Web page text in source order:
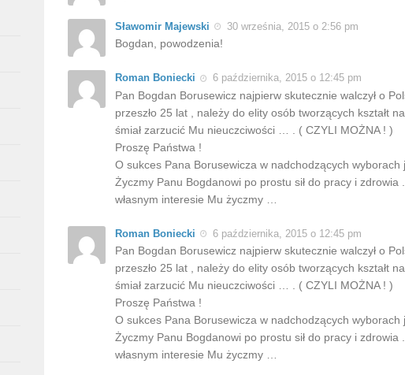
Sławomir Majewski 30 września, 2015 o 2:56 pm
Bogdan, powodzenia!
Roman Boniecki 6 października, 2015 o 12:45 pm
Pan Bogdan Borusewicz najpierw skutecznie walczył o
przeszło 25 lat , należy do elity osób tworzących kształt
śmiał zarzucić Mu nieuczciwości … . ( CZYLI MOŻNA ! )
Proszę Państwa !
O sukces Pana Borusewicza w nadchodzących wyborach
Życzmy Panu Bogdanowi po prostu sił do pracy i zdrowia
własnym interesie Mu życzmy …
Roman Boniecki 6 października, 2015 o 12:45 pm
Pan Bogdan Borusewicz najpierw skutecznie walczył o
przeszło 25 lat , należy do elity osób tworzących kształt
śmiał zarzucić Mu nieuczciwości … . ( CZYLI MOŻNA ! )
Proszę Państwa !
O sukces Pana Borusewicza w nadchodzących wyborach
Życzmy Panu Bogdanowi po prostu sił do pracy i zdrowia
własnym interesie Mu życzmy …